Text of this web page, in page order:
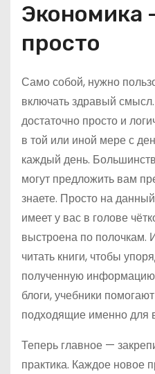
Экономика
просто
Само собой, нужно
включать здравый
достаточно просто и
в той или иной мере с
каждый день.
могут предложить вам
знаете. Просто на
имеет у вас в голове
выстроена по полочкам.
читать книги, чтобы
полученную
блоги, учебники
подходящие именно для
Теперь главное —
практика. Каждое новое